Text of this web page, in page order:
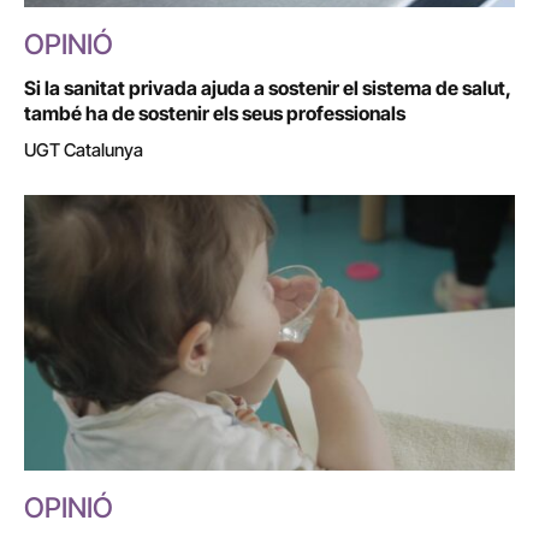
OPINIÓ
Si la sanitat privada ajuda a sostenir el sistema de salut,
també ha de sostenir els seus professionals
UGT Catalunya
OPINIÓ